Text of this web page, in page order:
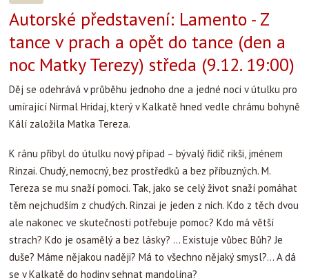
Autorské představení: Lamento - Z
tance v prach a opět do tance (den a
noc Matky Terezy) středa (9.12. 19:00)
Děj se odehrává v průběhu jednoho dne a jedné noci v útulku pro
umírající Nirmal Hridaj, který v Kalkatě hned vedle chrámu bohyně
Kálí založila Matka Tereza.
K ránu přibyl do útulku nový případ – bývalý řidič rikši, jménem
Rinzai. Chudý, nemocný, bez prostředků a bez příbuzných. M.
Tereza se mu snaží pomoci. Tak, jako se celý život snaží pomáhat
těm nejchudším z chudých. Rinzai je jeden z nich. Kdo z těch dvou
ale nakonec ve skutečnosti potřebuje pomoc? Kdo má větší
strach? Kdo je osamělý a bez lásky? … Existuje vůbec Bůh? Je
duše? Máme nějakou naději? Má to všechno nějaký smysl?… A dá
se v Kalkatě do hodiny sehnat mandolína?